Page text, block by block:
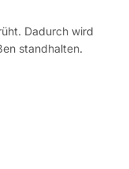
Dadurch wird
standhalten.